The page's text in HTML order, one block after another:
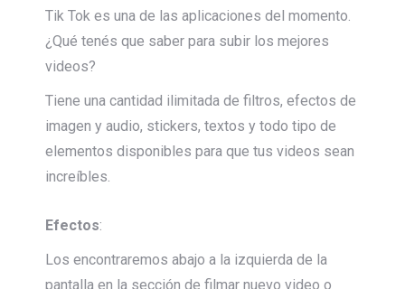
Tik Tok es una de las aplicaciones del momento.
¿Qué tenés que saber para subir los mejores
videos?
Tiene una cantidad ilimitada de filtros, efectos de
imagen y audio, stickers, textos y todo tipo de
elementos disponibles para que tus videos sean
increíbles.
Efectos:
Los encontraremos abajo a la izquierda de la
pantalla en la sección de filmar nuevo video o